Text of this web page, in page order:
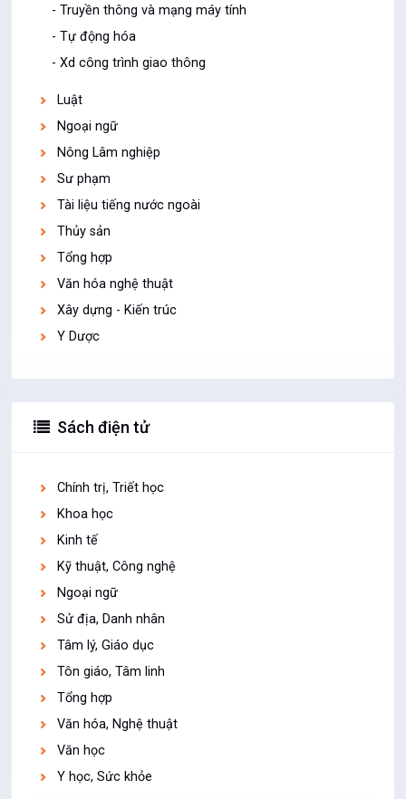
- Truyền thông và mạng máy tính
- Tự động hóa
- Xd công trình giao thông
Luật
Ngoại ngữ
Nông Lâm nghiệp
Sư phạm
Tài liệu tiếng nước ngoài
Thủy sản
Tổng hợp
Văn hóa nghệ thuật
Xây dựng - Kiến trúc
Y Dược
Sách điện tử
Chính trị, Triết học
Khoa học
Kinh tế
Kỹ thuật, Công nghệ
Ngoại ngữ
Sử địa, Danh nhân
Tâm lý, Giáo dục
Tôn giáo, Tâm linh
Tổng hợp
Văn hóa, Nghệ thuật
Văn học
Y học, Sức khỏe